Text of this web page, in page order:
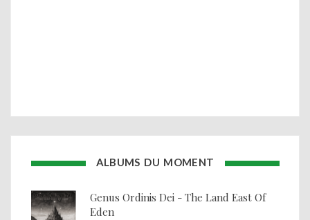
ALBUMS DU MOMENT
Genus Ordinis Dei - The Land East Of
Eden